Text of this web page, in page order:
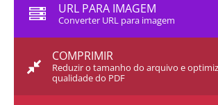
URL PARA IMAGEM
Converter URL para imagem
COMPRIMIR
Reduzir o tamanho do arquivo e
qualidade do PDF